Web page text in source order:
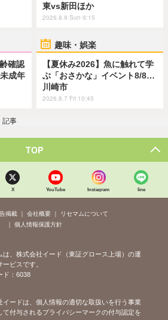
東vs新田ほか
2026.8.9 Sun 9:15
確認
成年
趣味・娯楽
【夏休み2026】魚に触れて学
ぶ「おさかな」イベント8/8…
川崎市
2026.8.7 Fri 10:45
記事
TOP
X YouTube Instagram line
掲載 会社概要
リセマムについて
個人情報保護方針
は、株式会社イード（東証グロース上場）の運
ビスです。
ド：6038
イードは、個人情報の適切な取扱いを行う事業
て付与されるプライバシーマークの付与認定を